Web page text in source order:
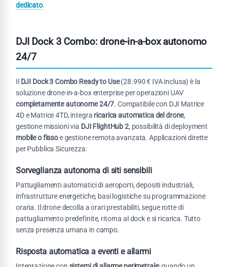
dedicato.
DJI Dock 3 Combo: drone-in-a-box autonomo
24/7
Il DJI Dock 3 Combo Ready to Use(28.990 € IVA inclusa) è la
soluzione drone-in-a-box enterprise per operazioni UAV
completamente autonome 24/7. Compatibile con DJI Matrice
4D e Matrice 4TD, integra ricarica automatica del drone,
gestione missioni via DJI FlightHub 2, possibilità di deployment
mobile o fissoe gestione remota avanzata. Applicazioni dirette
per Pubblica Sicurezza:
Sorveglianza autonoma di siti sensibili
Pattugliamenti automatici di aeroporti, depositi industriali,
infrastrutture energetiche, basi logistiche su programmazione
oraria. Il drone decolla a orari prestabiliti, segue rotte di
pattugliamento predefinite, ritorna al dock e si ricarica. Tutto
senza presenza umana in campo.
Risposta automatica a eventi e allarmi